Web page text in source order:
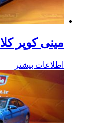
مینی کوپر
اطلاعات بیشتر